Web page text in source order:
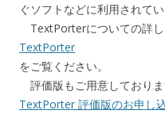
ぐソフトなどに利用されてい
TextPorterについての詳し
TextPorter
をご覧ください。
評価版もご用意しておりま
TextPorter 評価版のお申し